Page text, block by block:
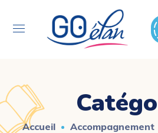
Accueil Accompagnement